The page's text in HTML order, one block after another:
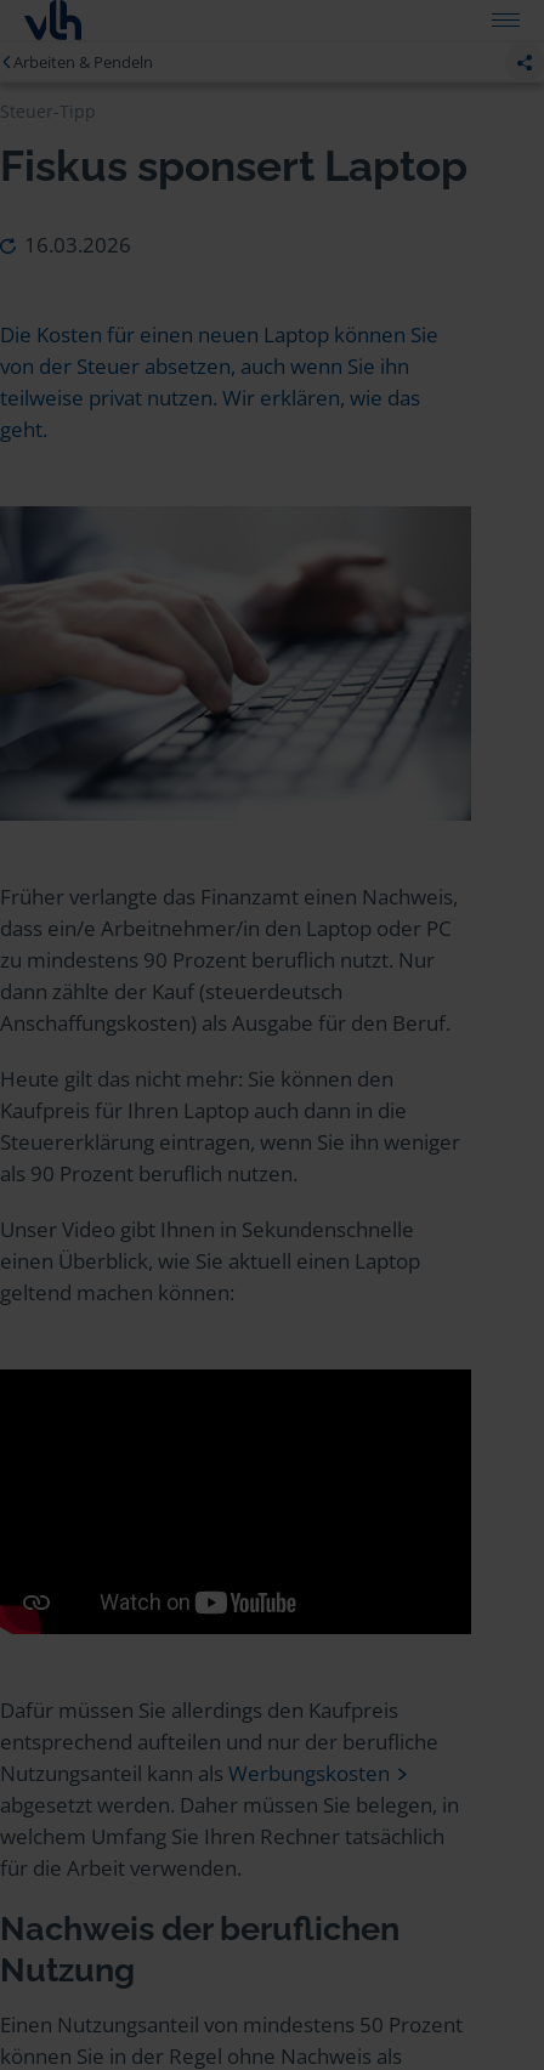
Arbeiten & Pendeln
Steuer-Tipp
Fiskus sponsert Laptop
16.03.2026
Die Kosten für einen neuen Laptop können Sie
von der Steuer absetzen, auch wenn Sie ihn
teilweise privat nutzen. Wir erklären, wie das
geht.
Früher verlangte das Finanzamt einen Nachweis,
dass ein/e Arbeitnehmer/in den Laptop oder PC
zu mindestens 90 Prozent beruflich nutzt. Nur
dann zählte der Kauf (steuerdeutsch
Anschaffungskosten) als Ausgabe für den Beruf.
Heute gilt das nicht mehr: Sie können den
Kaufpreis für Ihren Laptop auch dann in die
Steuererklärung eintragen, wenn Sie ihn weniger
als 90 Prozent beruflich nutzen.
Unser Video gibt Ihnen in Sekundenschnelle
einen Überblick, wie Sie aktuell einen Laptop
geltend machen können:
Dafür müssen Sie allerdings den Kaufpreis
entsprechend aufteilen und nur der berufliche
Nutzungsanteil kann als Werbungskosten
abgesetzt werden. Daher müssen Sie belegen, in
welchem Umfang Sie Ihren Rechner tatsächlich
für die Arbeit verwenden.
Nachweis der beruflichen
Nutzung
Einen Nutzungsanteil von mindestens 50 Prozent
können Sie in der Regel ohne Nachweis als